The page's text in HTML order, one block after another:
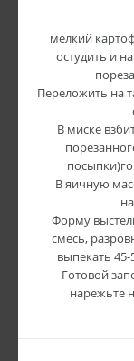
мелкий
остудить и
Переложить на
В миске
В яичную
Форму
смесь,
выпекать
Готовой
нарежьте